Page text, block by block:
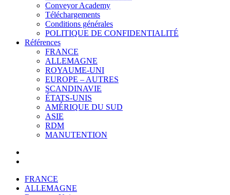
Conveyor Academy
Téléchargements
Conditions générales
POLITIQUE DE CONFIDENTIALITÉ
Références
FRANCE
ALLEMAGNE
ROYAUME-UNI
EUROPE – AUTRES
SCANDINAVIE
ÉTATS-UNIS
AMÉRIQUE DU SUD
ASIE
RDM
MANUTENTION
FRANCE
ALLEMAGNE